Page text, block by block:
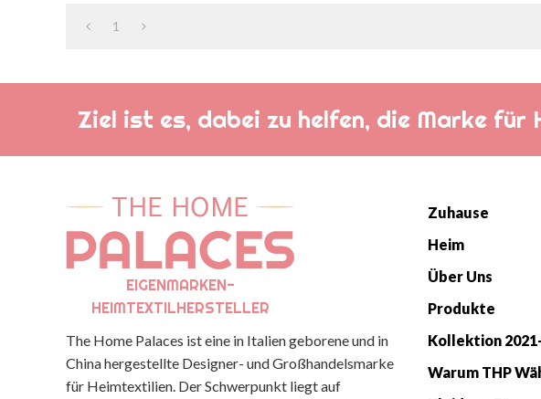
1
Ziel ist es, dabei zu helfen, die Marke
EIGENMARKEN-
HEIMTEXTILHERSTELLER
The Home Palaces ist eine in Italien geborene und in
China hergestellte Designer- und Großhandelsmarke
für Heimtextilien. Der Schwerpunkt liegt auf
Zuhause
Heim
Über Uns
Produkte
Kollektion
Warum THP